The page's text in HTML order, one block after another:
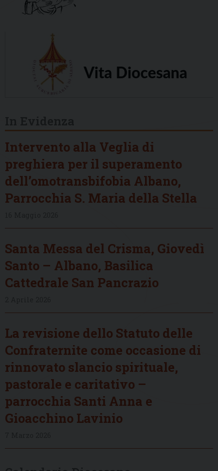
Intervento alla Veglia di
preghiera per il superamento
dell’omotransbifobia Albano,
Parrocchia S. Maria della Stella
Santa Messa del Crisma, Giovedì
Santo – Albano, Basilica
Cattedrale San Pancrazio
La revisione dello Statuto delle
Confraternite come occasione di
rinnovato slancio spirituale,
pastorale e caritativo –
parrocchia Santi Anna e
Gioacchino Lavinio